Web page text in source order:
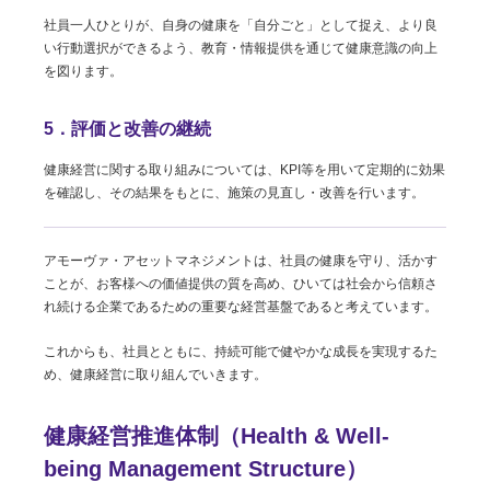
社員一人ひとりが、自身の健康を「自分ごと」として捉え、より良
い行動選択ができるよう、教育・情報提供を通じて健康意識の向上
を図ります。
5．評価と改善の継続
健康経営に関する取り組みについては、KPI等を用いて定期的に効果
を確認し、その結果をもとに、施策の見直し・改善を行います。
アモーヴァ・アセットマネジメントは、社員の健康を守り、活かす
ことが、お客様への価値提供の質を高め、ひいては社会から信頼さ
れ続ける企業であるための重要な経営基盤であると考えています。
これからも、社員とともに、持続可能で健やかな成長を実現するた
め、健康経営に取り組んでいきます。
健康経営推進体制（Health & Well-
being Management Structure）